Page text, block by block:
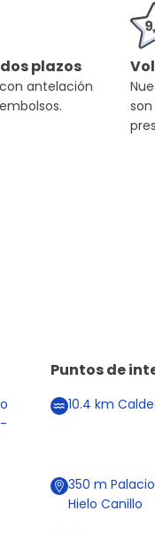
plazos
antelación
Puntos de
10.4km
350m
Hielo Canillo